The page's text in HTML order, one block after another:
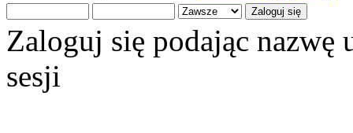
Zaloguj się podając nazwę
sesji